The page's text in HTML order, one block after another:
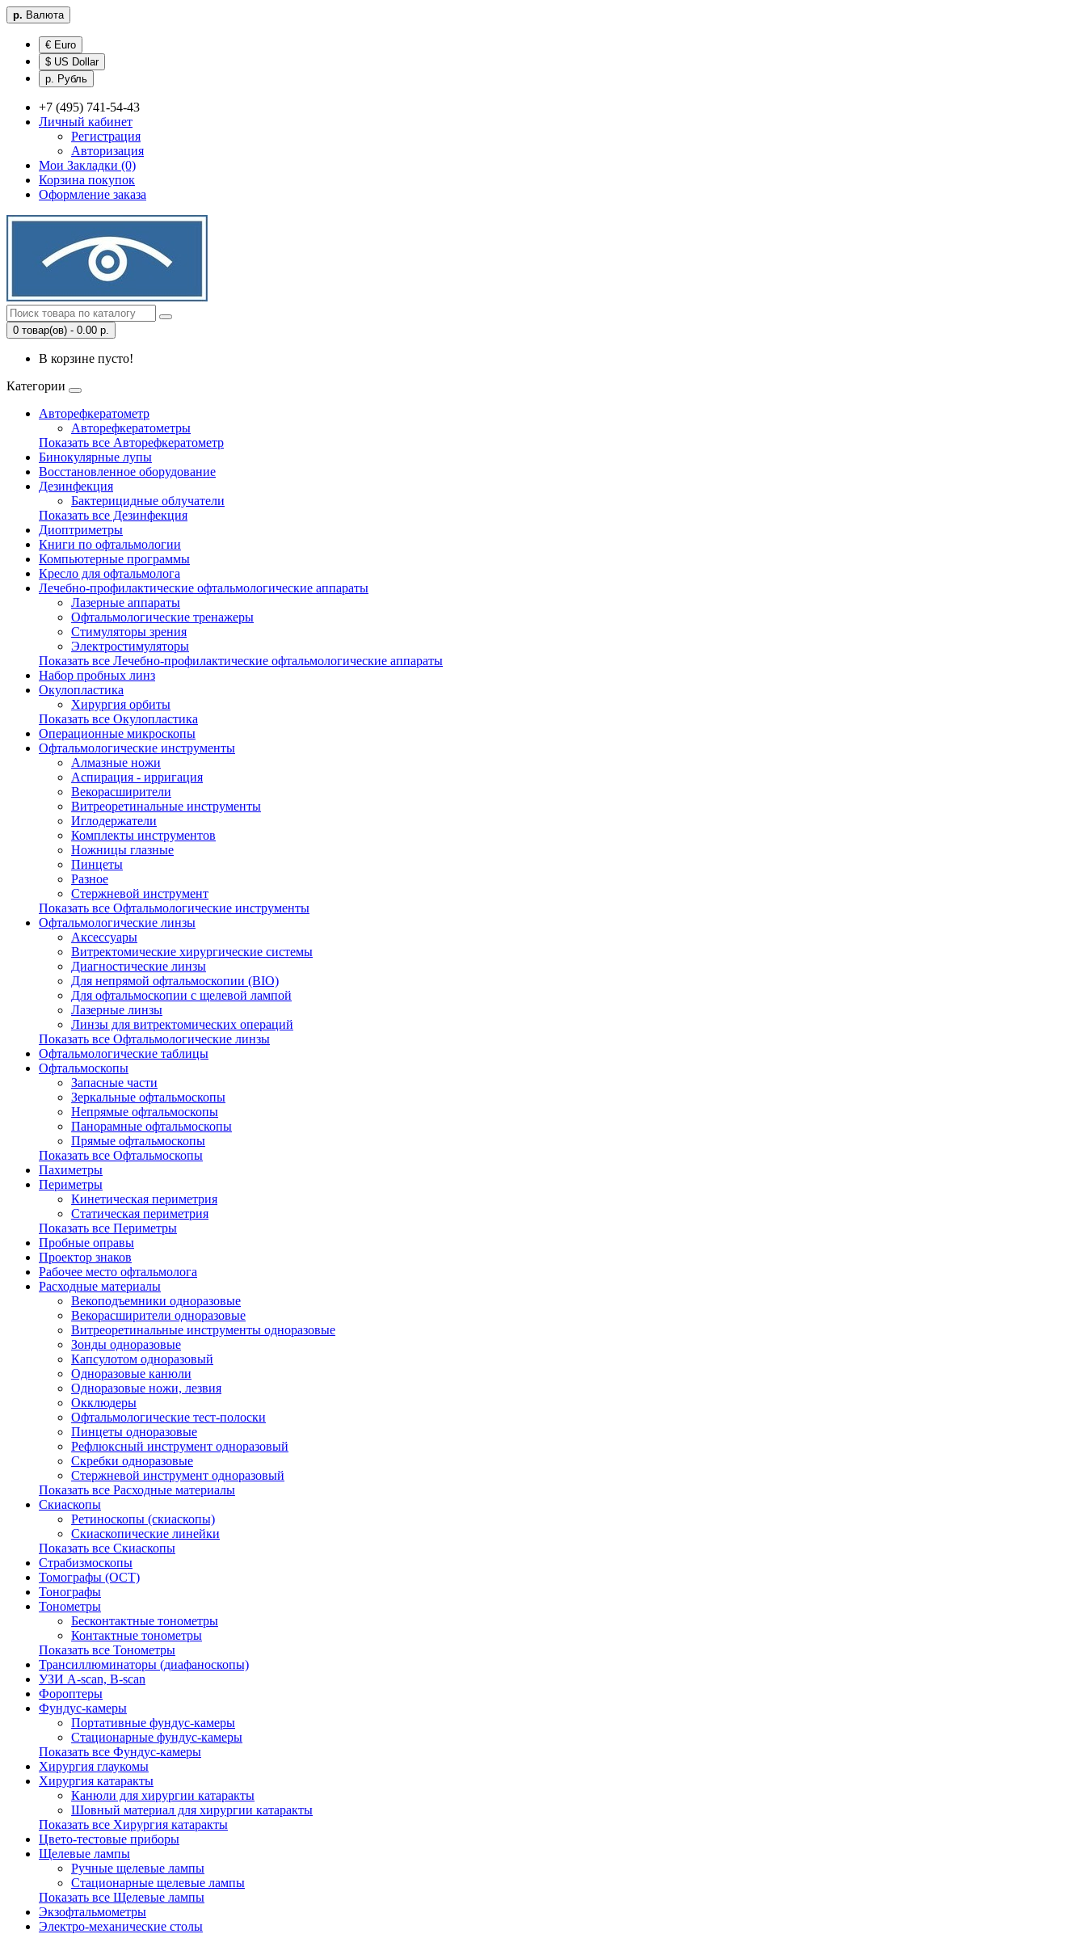
р. Валюта
€ Euro
$ US Dollar
р. Рубль
+7 (495) 741-54-43
Личный кабинет
Регистрация
Авторизация
Мои Закладки (0)
Корзина покупок
Оформление заказа
0 товар(ов) - 0.00 р.
В корзине пусто!
Категории
Авторефкератометр
Авторефкератометры
Показать все Авторефкератометр
Бинокулярные лупы
Восстановленное оборудование
Дезинфекция
Бактерицидные облучатели
Показать все Дезинфекция
Диоптриметры
Книги по офтальмологии
Компьютерные программы
Кресло для офтальмолога
Лечебно-профилактические офтальмологические аппараты
Лазерные аппараты
Офтальмологические тренажеры
Стимуляторы зрения
Электростимуляторы
Показать все Лечебно-профилактические офтальмологические аппараты
Набор пробных линз
Окулопластика
Хирургия орбиты
Показать все Окулопластика
Операционные микроскопы
Офтальмологические инструменты
Алмазные ножи
Аспирация - ирригация
Векорасширители
Витреоретинальные инструменты
Иглодержатели
Комплекты инструментов
Ножницы глазные
Пинцеты
Разное
Стержневой инструмент
Показать все Офтальмологические инструменты
Офтальмологические линзы
Аксессуары
Витректомические хирургические системы
Диагностические линзы
Для непрямой офтальмоскопии (BIO)
Для офтальмоскопии с щелевой лампой
Лазерные линзы
Линзы для витректомических операций
Показать все Офтальмологические линзы
Офтальмологические таблицы
Офтальмоскопы
Запасные части
Зеркальные офтальмоскопы
Непрямые офтальмоскопы
Панорамные офтальмоскопы
Прямые офтальмоскопы
Показать все Офтальмоскопы
Пахиметры
Периметры
Кинетическая периметрия
Статическая периметрия
Показать все Периметры
Пробные оправы
Проектор знаков
Рабочее место офтальмолога
Расходные материалы
Векоподъемники одноразовые
Векорасширители одноразовые
Витреоретинальные инструменты одноразовые
Зонды одноразовые
Капсулотом одноразовый
Одноразовые канюли
Одноразовые ножи, лезвия
Окклюдеры
Офтальмологические тест-полоски
Пинцеты одноразовые
Рефлюксный инструмент одноразовый
Скребки одноразовые
Стержневой инструмент одноразовый
Показать все Расходные материалы
Скиаскопы
Ретиноскопы (скиаскопы)
Скиаскопические линейки
Показать все Скиаскопы
Страбизмоскопы
Томографы (OCT)
Тонографы
Тонометры
Бесконтактные тонометры
Контактные тонометры
Показать все Тонометры
Трансиллюминаторы (диафаноскопы)
УЗИ A-scan, B-scan
Фороптеры
Фундус-камеры
Портативные фундус-камеры
Стационарные фундус-камеры
Показать все Фундус-камеры
Хирургия глаукомы
Хирургия катаракты
Канюли для хирургии катаракты
Шовный материал для хирургии катаракты
Показать все Хирургия катаракты
Цвето-тестовые приборы
Щелевые лампы
Ручные щелевые лампы
Стационарные щелевые лампы
Показать все Щелевые лампы
Экзофтальмометры
Электро-механические столы